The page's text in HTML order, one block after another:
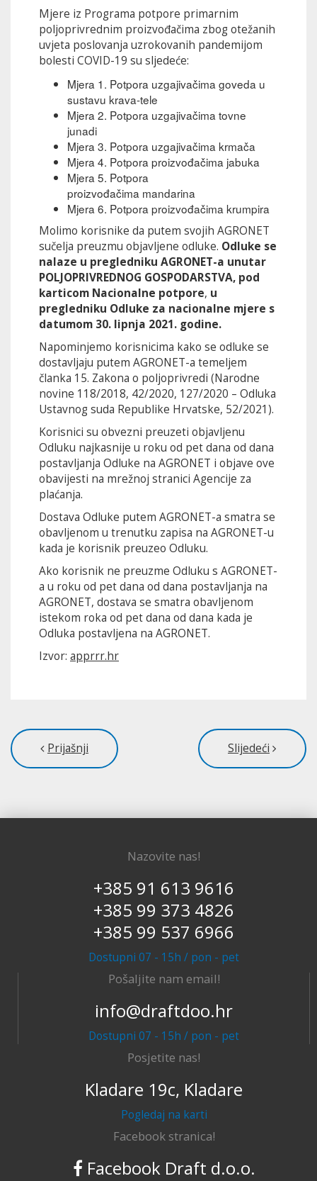
Mjere iz Programa potpore primarnim
poljoprivrednim proizvođačima zbog otežanih
uvjeta poslovanja uzrokovanih pandemijom
bolesti COVID-19 su sljedeće:
Mjera 1. Potpora uzgajivačima goveda u
sustavu krava-tele
Mjera 2. Potpora uzgajivačima tovne
junadi
Mjera 3. Potpora uzgajivačima krmača
Mjera 4. Potpora proizvođačima jabuka
Mjera 5. Potpora
proizvođačima mandarina
Mjera 6. Potpora proizvođačima krumpira
Molimo korisnike da putem svojih AGRONET
sučelja preuzmu objavljene odluke. Odluke se
nalaze u pregledniku AGRONET-a unutar
POLJOPRIVREDNOG GOSPODARSTVA, pod
karticom Nacionalne potpore, u
pregledniku Odluke za nacionalne mjere s
datumom 30. lipnja 2021. godine.
Napominjemo korisnicima kako se odluke se
dostavljaju putem AGRONET-a temeljem
članka 15. Zakona o poljoprivredi (Narodne
novine 118/2018, 42/2020, 127/2020 – Odluka
Ustavnog suda Republike Hrvatske, 52/2021).
Korisnici su obvezni preuzeti objavljenu
Odluku najkasnije u roku od pet dana od dana
postavljanja Odluke na AGRONET i objave ove
obavijesti na mrežnoj stranici Agencije za
plaćanja.
Dostava Odluke putem AGRONET-a smatra se
obavljenom u trenutku zapisa na AGRONET-u
kada je korisnik preuzeo Odluku.
Ako korisnik ne preuzme Odluku s AGRONET-
a u roku od pet dana od dana postavljanja na
AGRONET, dostava se smatra obavljenom
istekom roka od pet dana od dana kada je
Odluka postavljena na AGRONET.
Izvor: apprrr.hr
Prijašnji Slijedeći
Nazovite nas!
+385 91 613 9616
+385 99 373 4826
+385 99 537 6966
Dostupni 07 - 15h / pon - pet
Pošaljite nam email!
info@draftdoo.hr
Dostupni 07 - 15h / pon - pet
Posjetite nas!
Kladare 19c, Kladare
Pogledaj na karti
Facebook stranica!
Facebook Draft d.o.o.